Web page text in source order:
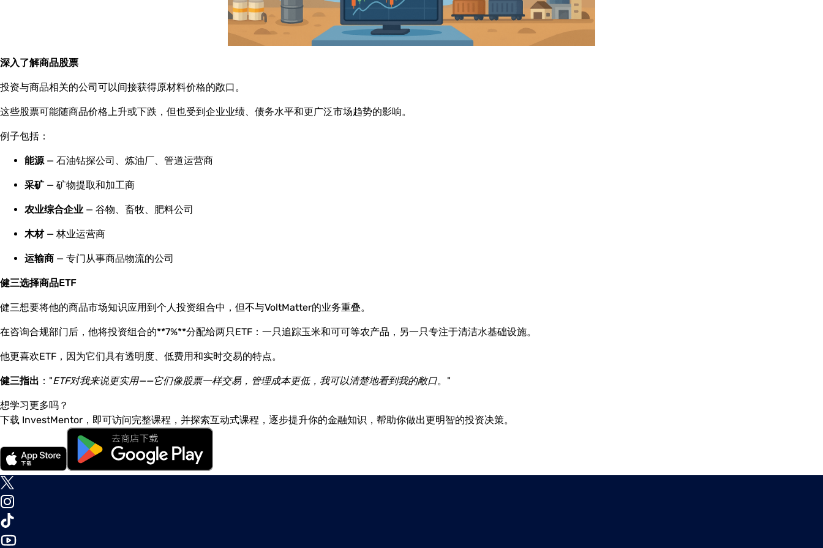
深入了解商品股票
投资与商品相关的公司可以间接获得原材料价格的敞口。
这些股票可能随商品价格上升或下跌，但也受到企业业绩、债务水平和更广泛市场趋势的影响。
例子包括：
能源— 石油钻探公司、炼油厂、管道运营商
采矿— 矿物提取和加工商
农业综合企业 — 谷物、畜牧、肥料公司
木材— 林业运营商
运输商 — 专门从事商品物流的公司
健三选择商品ETF
健三想要将他的商品市场知识应用到个人投资组合中，但不与VoltMatter的业务重叠。
在咨询合规部门后，他将投资组合的**7%**分配给两只ETF：一只追踪玉米和可可等农产品，另一只专注于清洁水基础设施。
他更喜欢ETF，因为它们具有透明度、低费用和实时交易的特点。
健三指出 ："ETF对我来说更实用——它们像股票一样交易，管理成本更低，我可以清楚地看到我的敞口。"
想学习更多吗？
下载 InvestMentor，即可访问完整课程，并探索互动式课程，逐步提升你的金融知识，帮助你做出更明智的投资决策。